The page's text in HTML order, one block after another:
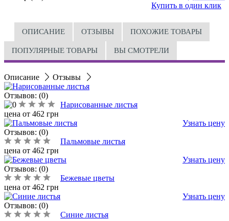
Купить в один клик
ОПИСАНИЕ ОТЗЫВЫ ПОХОЖИЕ ТОВАРЫ
ПОПУЛЯРНЫЕ ТОВАРЫ ВЫ СМОТРЕЛИ
Описание Отзывы
Отзывов: (0)
Нарисованные листья
цена от 462 грн
Узнать цену
Отзывов: (0)
Пальмовые листья
цена от 462 грн
Узнать цену
Отзывов: (0)
Бежевые цветы
цена от 462 грн
Узнать цену
Отзывов: (0)
Синие листья